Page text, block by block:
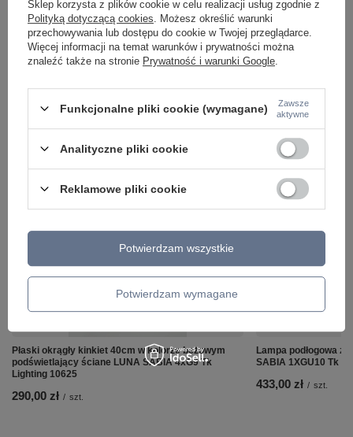
ZOBACZ RÓWNIEŻ
Płaski okrągły kinkiet 40cm w kolorze beżowym
podświetlający ściane LUNA SABIA 4xG9 Tk
Lighting 10625
290,00 zł / szt.
Lampa podłogowa z
SABIA 1XGU10 Tk
433,00 zł / szt.
Sklep korzysta z plików cookie w celu realizacji usług zgodnie z
Polityką dotyczącą cookies . Możesz określić warunki
przechowywania lub dostępu do cookie w Twojej przeglądarce.
Więcej informacji na temat warunków i prywatności można
znaleźć także na stronie Prywatność i warunki Google
Funkcjonalne pliki cookie (wymagane)
Zawsze
aktywne
Analityczne pliki cookie
Reklamowe pliki cookie
Potwierdzam wymagane
Potwierdzam wszystkie